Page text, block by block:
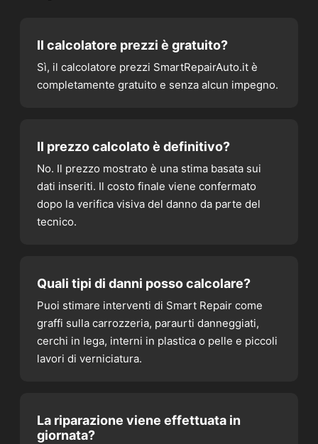
Il calcolatore prezzi è gratuito?
Sì, il calcolatore prezzi SmartRepairAuto.it è
completamente gratuito e senza alcun impegno.
Il prezzo calcolato è definitivo?
No. Il prezzo mostrato è una stima basata sui
dati inseriti. Il costo finale viene confermato
dopo la verifica visiva del danno da parte del
tecnico.
Quali tipi di danni posso calcolare?
Puoi stimare interventi di Smart Repair come
graffi sulla carrozzeria, paraurti danneggiati,
cerchi in lega, interni in plastica o pelle e piccoli
lavori di verniciatura.
La riparazione viene effettuata in
giornata?